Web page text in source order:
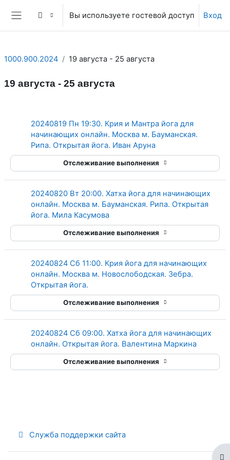
Перейти к основному содержанию
Боковая панель
Вы используете гостевой доступ Вход
1000.900.2024 19 августа - 25 августа
19 августа - 25 августа
20240819 Пн 19:30. Крия и Мантра йога для
начинающих онлайн. Москва м. Бауманская.
Рипа. Открытая йога. Иван АрунаГиперссылка
Отслеживание выполнения
20240820 Вт 20:00. Хатха йога для начинающих
онлайн. Москва м. Бауманская. Рипа. Открытая
йога. Мила КасумоваГиперссылка
Отслеживание выполнения
20240824 Сб 11:00. Крия йога для начинающих
онлайн. Москва м. Новослободская. Зебра.
Открытая йога.
Отслеживание выполнения
20240824 Сб 09:00. Хатха йога для начинающих
онлайн. Открытая йога. Валентина Маркина
Отслеживание выполнения
Служба поддержки сайта